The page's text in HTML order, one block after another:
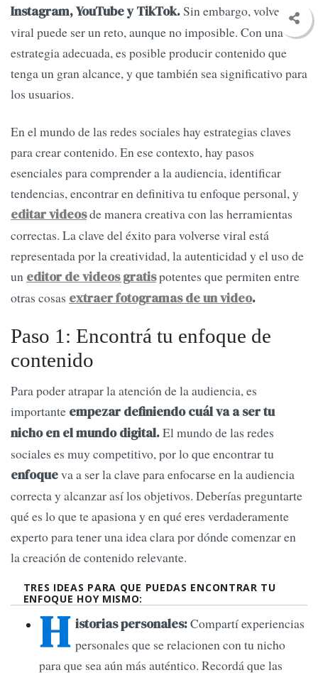
Instagram, YouTube y TikTok.Sin embargo, volverse
viral puede ser un reto, aunque no imposible. Con una
estrategia adecuada, es posible producir contenido que
tenga un gran alcance, y que también sea significativo para
los usuarios.
En el mundo de las redes sociales hay estrategias claves
para crear contenido. En ese contexto, hay pasos
esenciales para comprender a la audiencia, identificar
tendencias, encontrar en definitiva tu enfoque personal, y
editar videosde manera creativa con las herramientas
correctas. La clave del éxito para volverse viral está
representada por la creatividad, la autenticidad y el uso de
un editor de videos gratispotentes que permiten entre
otras cosas extraer fotogramas de un video.
Paso 1: Encontrá tu enfoque de
contenido
Para poder atrapar la atención de la audiencia, es
importante empezar definiendo cuál va a ser tu
nicho en el mundo digital.El mundo de las redes
sociales es muy competitivo, por lo que encontrar tu
enfoqueva a ser la clave para enfocarse en la audiencia
correcta y alcanzar así los objetivos. Deberías preguntarte
qué es lo que te apasiona y en qué eres verdaderamente
experto para tener una idea clara por dónde comenzar en
la creación de contenido relevante.
TRES IDEAS PARA QUE PUEDAS ENCONTRAR TU
ENFOQUE HOY MISMO:
H istorias personales:Compartí experiencias
personales que se relacionen con tu nicho
para que sea aún más auténtico. Recordá que las